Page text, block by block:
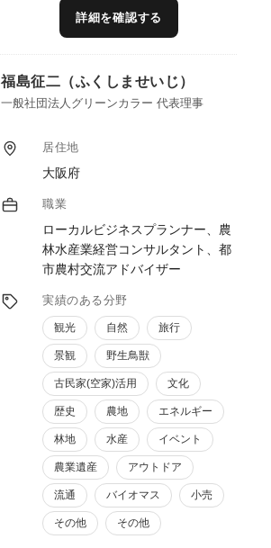
私は和歌山県庁・岸和田市役所で19年間、農
地法や補助金制度の運用、行政折衝の実務に
合わせ、商品開発、ブランド構築、補助金を
活用した資金調達まで、企画から実行まで一
実績として、規格外果実を活用したピューレ
商品の開発・販路開拓、耕作放棄地を再生し
た観光農園の立ち上げ支援などを手掛け、所
得向上・雇用創出・地域ブランドの再構築・
交流人口拡大という具体的な成果につなげて
きました。
「制度は知っているが実行できない」「経営
者だけでは行政対応が難しい」——そんな壁
を、行政経験に裏打ちされた実務力で突破し
ます。
詳細を確認する
福島征二（ふくしませいじ）
一般社団法人グリーンカラー 代表理事
居住地
大阪府
職業
ローカルビジネスプランナー、農
林水産業経営コンサルタント、都
市農村交流アドバイザー
実績のある分野
観光 自然 旅行
景観 野生鳥獣
古民家(空家)活用 文化
歴史 農地 エネルギー
林地 水産 イベント
農業遺産 アウトドア
流通 バイオマス 小売
その他 その他